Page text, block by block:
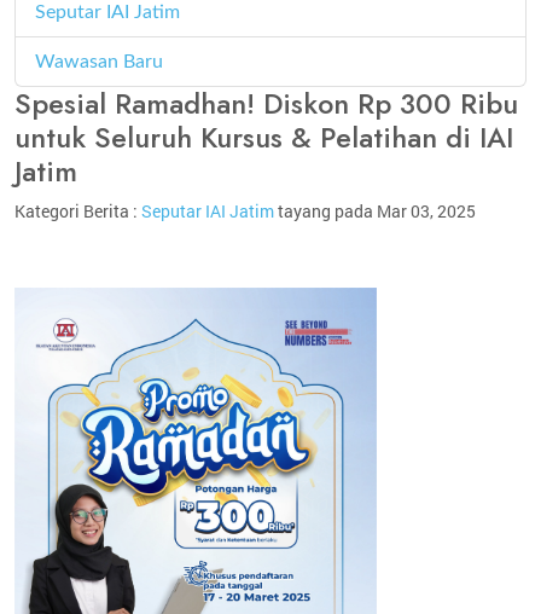
Seputar IAI Jatim
Wawasan Baru
Spesial Ramadhan! Diskon Rp 300 Ribu
untuk Seluruh Kursus & Pelatihan di IAI
Jatim
Kategori Berita : Seputar IAI Jatimtayang pada Mar 03, 2025